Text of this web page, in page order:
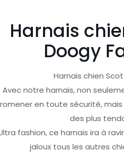
Harnais
Doogy
Harnais chien
Avec notre harnais, non
en toute sécurité,
des plus
fashion, ce harnais ira à
jaloux tous les autres